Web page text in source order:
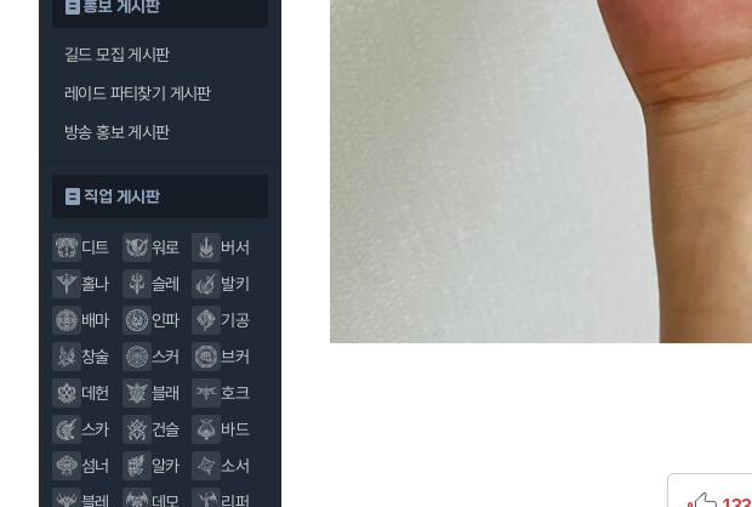
홍보 게시판
길드 모집 게시판
레이드 파티찾기 게시판
방송 홍보 게시판
직업 게시판
디트 워로
버서
홀나
슬레
발키
배마
인파
기공
창술
스커
브커
데헌
블래
호크
스카
건슬
바드
섬너
알카
소서
블레
데모
리퍼